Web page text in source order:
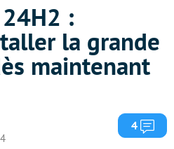
:
la grande
maintenant
4